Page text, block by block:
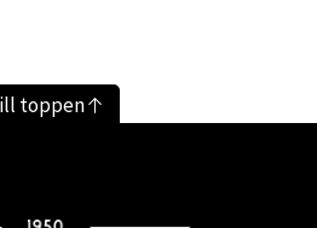
toppen